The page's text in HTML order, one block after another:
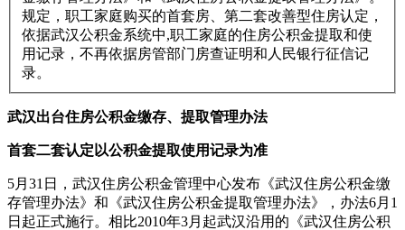
规定，职工家庭购买的首套房、第二套改善型住房认定，
依据武汉公积金系统中,职工家庭的住房公积金提取和使
用记录，不再依据房管部门房查证明和人民银行征信记
录。
武汉出台住房公积金缴存、提取管理办法
首套二套认定以公积金提取使用记录为准
5月31日，武汉住房公积金管理中心发布《武汉住房公积金缴
存管理办法》和《武汉住房公积金提取管理办法》，办法6月1
日起正式施行。相比2010年3月起武汉沿用的《武汉住房公积